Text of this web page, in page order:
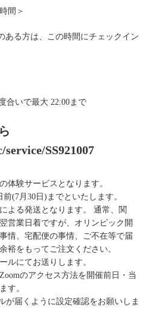
間＞
る方は、この時間にチェックイン
いで最大 22:00まで
SS921007
体験サービスとなります。
(7月30日)までといたします。
よる発送となります。 通常、関
営業日着ですが、オリンピック開
情、宅配便の事情、ご不在等で届
裕をもってご注文ください。
ルにてお送りします。
のアクセス方法を開催前日・当
す。
が届くように設定確認をお願いしま